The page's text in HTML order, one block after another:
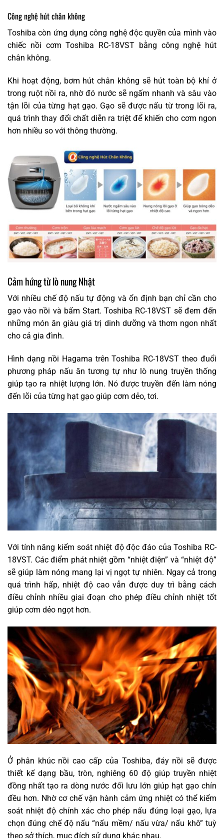
Công nghệ hút chân không
Toshiba còn ứng dụng công nghệ độc quyền của mình vào
chiếc nồi cơm Toshiba RC-18VST bằng công nghệ hút
chân không.
Khi hoạt động, bơm hút chân không sẽ hút toàn bộ khí ở
trong ruột nồi ra, nhờ đó nước sẽ ngấm nhanh và sâu vào
tận lõi của từng hạt gạo. Gạo sẽ được nấu từ trong lõi ra,
quá trình thay đổi chất diễn ra triệt để khiến cho cơm ngon
hơn nhiều so với thông thường.
Cảm hứng từ lò nung Nhật
Với nhiều chế độ nấu tự động và ổn định bạn chỉ cần cho
gạo vào nồi và bấm Start. Toshiba RC-18VST sẽ đem đến
những món ăn giàu giá trị dinh dưỡng và thơm ngon nhất
cho cả gia đình.
Hình dạng nồi Hagama trên Toshiba RC-18VST theo đuổi
phương pháp nấu ăn tương tự như lò nung truyền thống
giúp tạo ra nhiệt lượng lớn. Nó được truyền đến làm nóng
đến lõi của từng hạt gạo giúp cơm dẻo, tơi.
Với tính năng kiểm soát nhiệt độ độc đáo của Toshiba RC-
18VST. Các điểm phát nhiệt gồm “nhiệt điện” và “nhiệt độ”
sẽ giúp làm nóng mang lại vị ngọt tự nhiên. Ngay cả trong
quá trình hấp, nhiệt độ cao vẫn được duy trì bằng cách
điều chỉnh nhiều giai đoạn cho phép điều chỉnh nhiệt tốt
giúp cơm dẻo ngọt hơn.
Ở phân khúc nồi cao cấp của Toshiba, đáy nồi sẽ được
thiết kế dạng bầu, tròn, nghiêng 60 độ giúp truyền nhiệt
đồng nhất tạo ra dòng nước đối lưu lớn giúp hạt gạo chín
đều hơn. Nhờ cơ chế vận hành cảm ứng nhiệt có thể kiểm
soát nhiệt độ chính xác cho phép nấu đúng loại gạo, lựa
chọn đúng chế độ nấu “nấu mềm/ nấu vừa/ nấu khô” tuỳ
theo sở thích, mục đích sử dụng khác nhau.